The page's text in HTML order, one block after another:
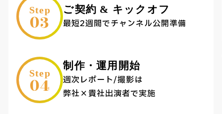
Step
03
ご契約 & キックオフ
最短2週間でチャンネル公開準備
Step
04
制作・運用開始
週次レポート/撮影は
弊社×貴社出演者で実施